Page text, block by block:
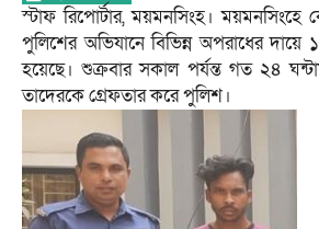
স্টাফ রিপোর্টার, ময়মনসিংহ। ময়মনসিংহে
পুলিশের অভিযানে বিভিন্ন অপরাধের দায়ে
হয়েছে। শুক্রবার সকাল পর্যন্ত গত ২৪
তাদেরকে গ্রেফতার করে পুলিশ।